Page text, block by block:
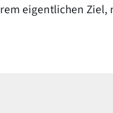
eigentlichen Ziel,